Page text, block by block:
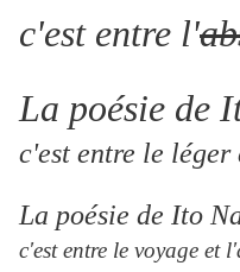
c'est entre l'
La poésie de
c'est entre le léger
La poésie de Ito
c'est entre le voyage et